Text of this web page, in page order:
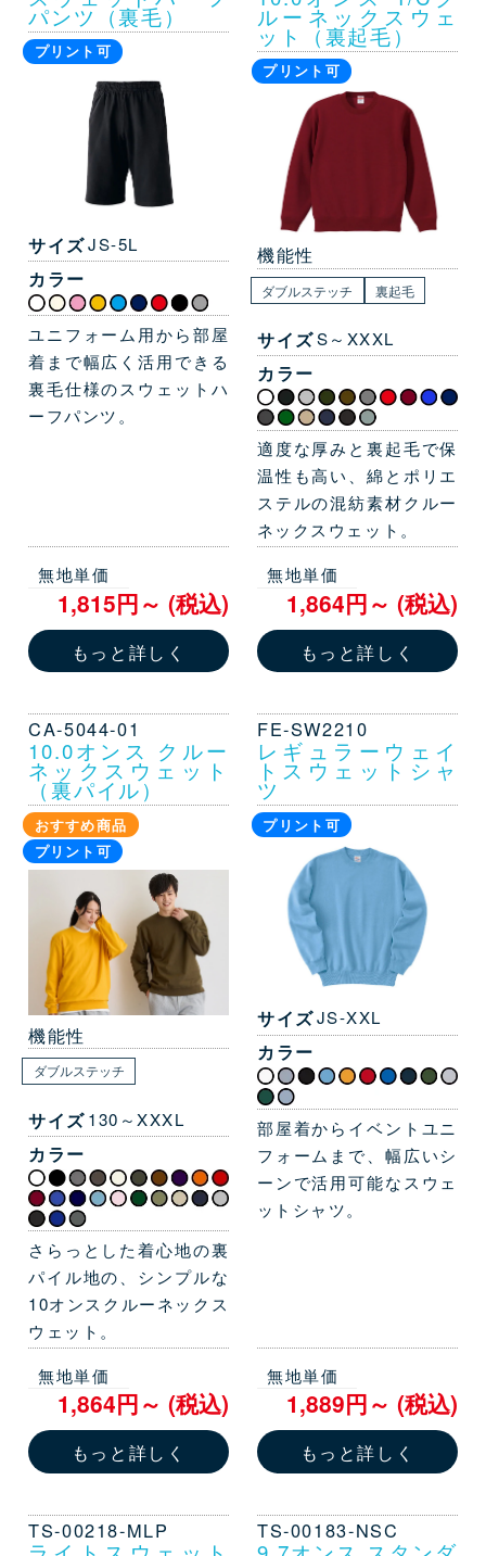
パンツ（裏毛）
プリント可
サイズJS-5L
カラー
ユニフォーム用から部屋
着まで幅広く活用できる
裏毛仕様のスウェットハ
ーフパンツ。
無地単価
1,815円～ (税込)
もっと詳しく
ルーネックスウェ
ット（裏起毛）
プリント可
機能性
ダブルステッチ 裏起毛
サイズS～XXXL
カラー
適度な厚みと裏起毛で保
温性も高い、綿とポリエ
ステルの混紡素材クルー
ネックスウェット。
無地単価
1,864円～ (税込)
もっと詳しく
CA-5044-01
10.0オンス クルー
ネックスウェット
（裏パイル）
おすすめ商品
プリント可
機能性
ダブルステッチ
サイズ130～XXXL
カラー
さらっとした着心地の裏
パイル地の、シンプルな
10オンスクルーネックス
ウェット。
無地単価
1,864円～ (税込)
もっと詳しく
FE-SW2210
レギュラーウェイ
トスウェットシャ
ツ
プリント可
サイズJS-XXL
カラー
部屋着からイベントユニ
フォームまで、幅広いシ
ーンで活用可能なスウェ
ットシャツ。
無地単価
1,889円～ (税込)
もっと詳しく
TS-00218-MLP TS-00183-NSC